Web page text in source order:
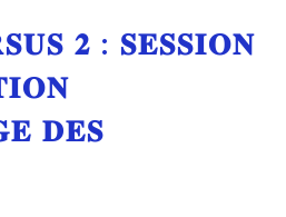
𝟐 : 𝐒𝐄𝐒𝐒𝐈𝐎𝐍
𝐃𝐄𝐒